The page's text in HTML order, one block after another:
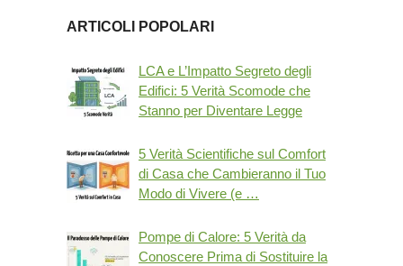
ARTICOLI POPOLARI
LCA e L’Impatto Segreto degli
Edifici: 5 Verità Scomode che
Stanno per Diventare Legge
5 Verità Scientifiche sul Comfort
di Casa che Cambieranno il Tuo
Modo di Vivere (e …
Pompe di Calore: 5 Verità da
Conoscere Prima di Sostituire la